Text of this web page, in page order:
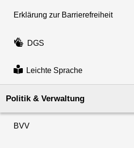
Erklärung zur Barrierefreiheit
DGS
Leichte Sprache
Politik & Verwaltung
BVV